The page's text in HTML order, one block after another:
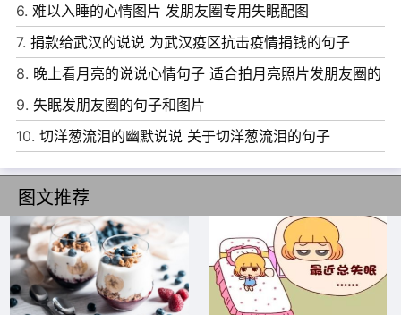
11、你应该是一场梦，我应该是一阵风。
6. 难以入睡的心情图片 发朋友圈专用失眠配图
7. 捐款给武汉的说说 为武汉疫区抗击疫情捐钱的句子
8. 晚上看月亮的说说心情句子 适合拍月亮照片发朋友圈的
文案
9. 失眠发朋友圈的句子和图片
10. 切洋葱流泪的幽默说说 关于切洋葱流泪的句子
图文推荐